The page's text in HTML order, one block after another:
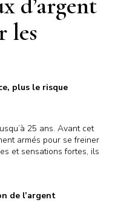
les
plus le risque
25 ans. Avant cet
armés pour se freiner
et sensations fortes, ils
de l’argent